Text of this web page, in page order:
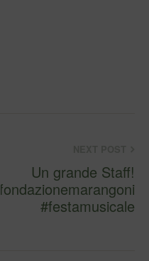
Un grande Staff!
#fondazionemarangoni
#festamusicale